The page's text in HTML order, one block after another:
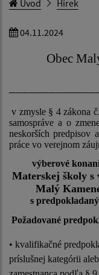
Úvod Hírek
04.11.2024
Obec
v zmysle § 4 zákona
samospráve a o
neskorších
práce vo verejnom
výberové
Materskej školy s
Malý
s
Požadované
• kvalifikačné
príslušnej kategórii